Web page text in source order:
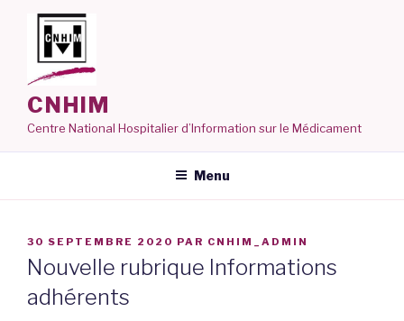
contenu
principal
CNHIM
Centre National Hospitalier d’Information sur le Médicament
Menu
PUBLIÉ
LE
30 SEPTEMBRE 2020 PAR CNHIM_ADMIN
Nouvelle rubrique Informations
adhérents